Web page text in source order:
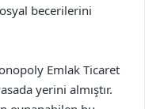
becerilerini
Emlak Ticaret
yerini almıştır.